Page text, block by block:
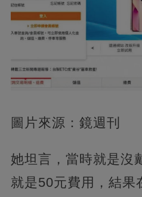
圖片來源：鏡週刊
她坦言，當時就是沒
就是50元費用，結果